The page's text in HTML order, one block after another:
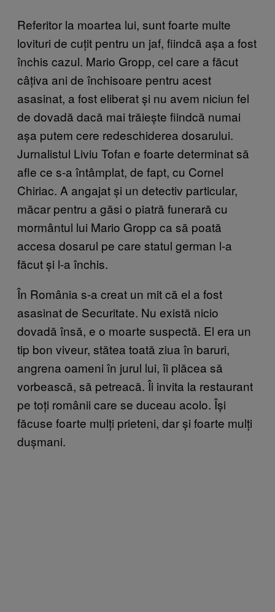
Referitor la moartea lui, sunt foarte multe
lovituri de cuțit pentru un jaf, fiindcă așa a fost
închis cazul. Mario Gropp, cel care a făcut
câțiva ani de închisoare pentru acest
asasinat, a fost eliberat și nu avem niciun fel
de dovadă dacă mai trăiește fiindcă numai
așa putem cere redeschiderea dosarului.
Jurnalistul Liviu Tofan e foarte determinat să
afle ce s-a întâmplat, de fapt, cu Cornel
Chiriac. A angajat și un detectiv particular,
măcar pentru a găsi o piatră funerară cu
mormântul lui Mario Gropp ca să poată
accesa dosarul pe care statul german l-a
făcut și l-a închis.
În România s-a creat un mit că el a fost
asasinat de Securitate. Nu există nicio
dovadă însă, e o moarte suspectă. El era un
tip bon viveur, stătea toată ziua în baruri,
angrena oameni în jurul lui, îi plăcea să
vorbească, să petreacă. Îi invita la restaurant
pe toți românii care se duceau acolo. Își
făcuse foarte mulți prieteni, dar și foarte mulți
dușmani.